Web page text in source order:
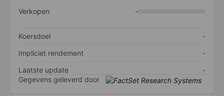
Verkopen
-
Koersdoel
-
Impliciet rendement
-
Laatste update
-
Gegevens geleverd door